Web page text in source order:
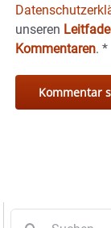
unseren
Kommentaren. *